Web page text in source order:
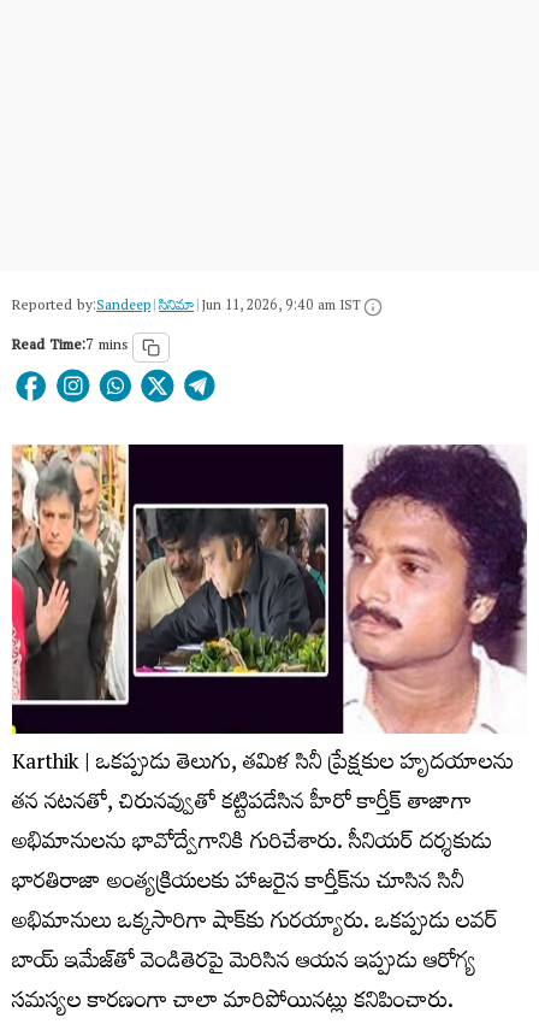
Reported by:Sandeep|సినిమా|Jun 11, 2026, 9:40 am IST
Read Time:7 mins
Karthik | ఒకప్పుడు తెలుగు, తమిళ సినీ ప్రేక్షకుల హృదయాలను
తన నటనతో, చిరునవ్వుతో కట్టిపడేసిన హీరో కార్తీక్ తాజాగా
అభిమానులను భావోద్వేగానికి గురిచేశారు. సీనియర్ దర్శకుడు
భారతిరాజా అంత్యక్రియలకు హాజరైన కార్తీక్‌ను చూసిన సినీ
అభిమానులు ఒక్కసారిగా షాక్‌కు గురయ్యారు. ఒకప్పుడు లవర్
బాయ్ ఇమేజ్‌తో వెండితెరపై మెరిసిన ఆయన ఇప్పుడు ఆరోగ్య
సమస్యల కారణంగా చాలా మారిపోయినట్లు కనిపించారు.